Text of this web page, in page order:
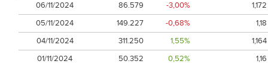
06/11/2024
86.579 -3,00%
1,172
05/11/2024
149.227 -0,68%
1,18
04/11/2024
311.250 1,55%
1,164
01/11/2024
50.352 0,52%
1,16